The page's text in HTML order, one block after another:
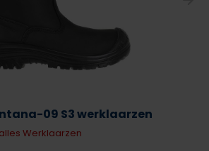
09 S3 werklaarzen
Werklaarzen